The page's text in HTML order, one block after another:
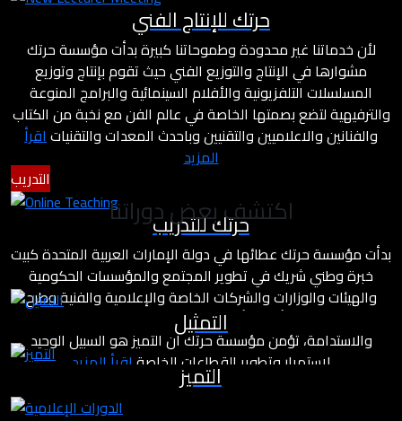
حرتك للإنتاج الفني
لأن خدماتنا غير محدودة وطموحاتنا كبيرة بدأت مؤسسة حرتك
مشوارها في الإنتاج والتوزيع الفني حيث تقوم بإنتاج وتوزيع
المسلسلات التلفزيونية والأفلام السينمائية والبرامج المنوعة
والترفيهية لتضع بصمتها الخاصة في عالم الفن مع نخبة من الكتاب
والفنانين والاعلاميين والتقنيين وباحدث المعدات والتقنياتاقرأ
المزيد
التدريب
حرتك للتدريب
بدأت مؤسسة حرتك عطائها في دولة الإمارات العربية المتحدة كبيت
خبرة وطني شريك في تطوير المجتمع والمؤسسات الحكومية
والهيئات والوزارات والشركات الخاصة والإعلامية والفنية وطرح
مشاريع درامية وأفلام بأسلوب مختلف يعتمد على معايير التميز
والاستدامة، تؤمن مؤسسة حرتك أن التميز هو السبيل الوحيد
لاستمرار وتطوير القطاعات الخاصة اقرأ المزيد
اكتشف بعض دوراتنا
التمثيل
التميز